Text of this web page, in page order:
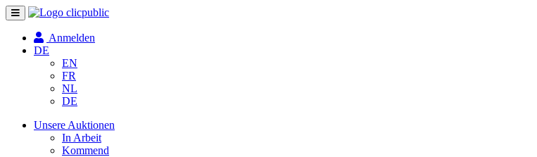
Navigation
umschalten
Anmelden
DE
EN
FR
NL
DE
Unsere Auktionen
In Arbeit
Kommend